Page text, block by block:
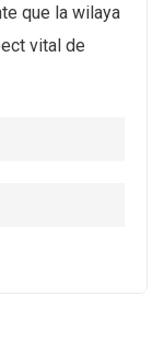
que la wilaya
vital de